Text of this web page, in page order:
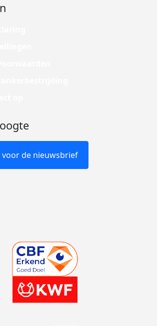
voor de nieuwsbrief